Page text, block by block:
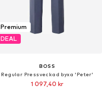
Premium
DEAL
BOSS
Regular Pressveckad byxa 'Peter'
1 097,40 kr